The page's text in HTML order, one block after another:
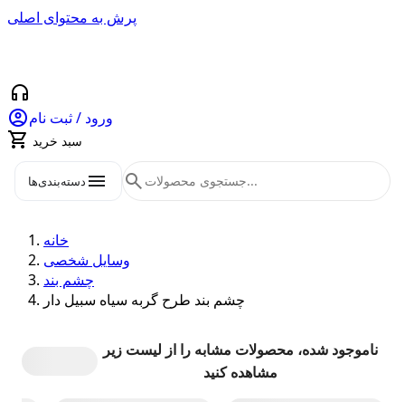
پرش به محتوای اصلی
headphones
ورود / ثبت نام
 سبد خرید
menu دسته‌بندی‌ها search
خانه
وسایل شخصی
چشم بند
چشم بند طرح گربه سیاه سبیل دار
ناموجود شده، محصولات مشابه را از لیست زیر
مشاهده کنید